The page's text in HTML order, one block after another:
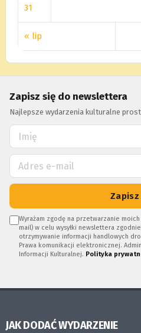
« lip
31
Zapisz się do newslettera
Najlepsze wydarzenia kulturalne
Zapisz
Wyrażam zgodę na przetwarzanie
mail) w celu wysyłki newslettera
otrzymywanie informacji handlowych
Prawa komunikacji elektronicznej.
Informacji Kulturalnej. Polityka
JAK DODAĆ WYDARZENIE